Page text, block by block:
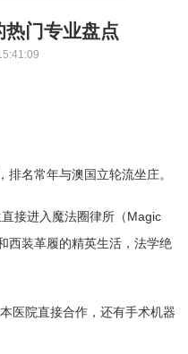
门专业盘点
排名常年与澳国立轮流坐庄。
接进入魔法圈律所（Magic
西装革履的精英生活，法学绝
医院直接合作，还有手术机器